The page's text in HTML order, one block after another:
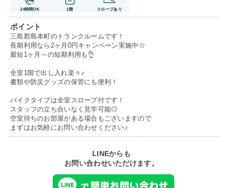
24時間OK 1階 スロープあり
ポイント
三島郡島本町のトランクルームです！
長期利用なら2ヶ月0円キャンペーン実施中☆
最短1ヶ月～の短期利用も👌
全室1階で出し入れ楽々♪
書類や防災グッズの保管にも便利！
バイクタイプは全室スロープ付です！
スタッフの立ち合いなく見学可能◎
空室待ちのお部屋がある場合もございますので
まずはお気軽にお問い合わせください♪
LINEからも
お問い合わせいただけます。